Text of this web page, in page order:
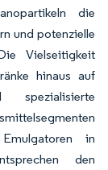
die
und potenzielle
Vielseitigkeit
hinaus auf
spezialisierte
in
den